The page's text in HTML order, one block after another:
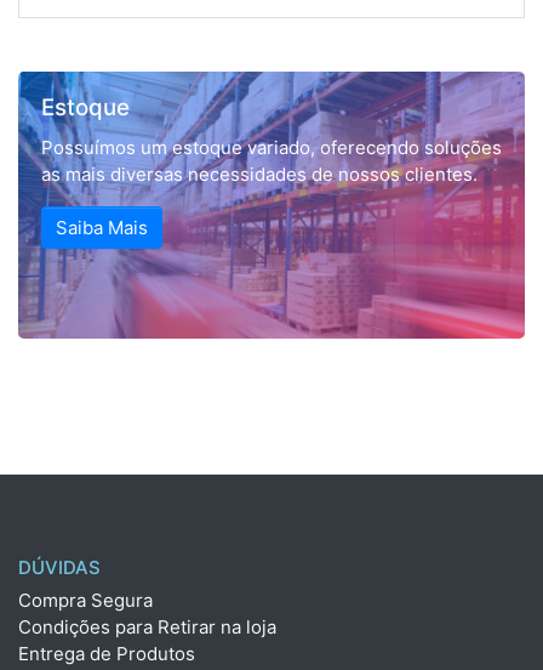
Estoque
Possuímos um estoque variado, oferecendo soluções
as mais diversas necessidades de nossos clientes.
Saiba Mais
DÚVIDAS
Compra Segura
Condições para Retirar na loja
Entrega de Produtos